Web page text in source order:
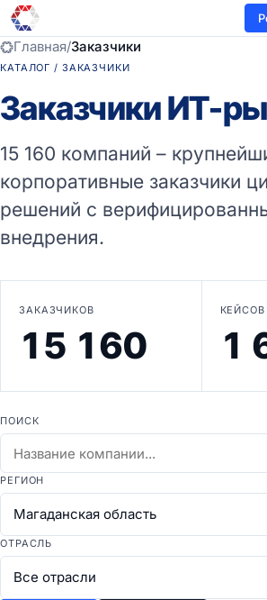
Главная/Заказчики
КАТАЛОГ / ЗАКАЗЧИКИ
Заказчики ИТ-
15 160 компаний –
корпоративные заказчики
решений с
внедрения.
ЗАКАЗЧИКОВ
15 160 1
ПОИСК
РЕГИОН
ОТРАСЛЬ